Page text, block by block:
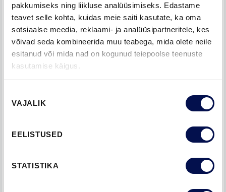
pakkumiseks ning liikluse analüüsimiseks. Edastame
teavet selle kohta, kuidas meie saiti kasutate, ka oma
sotsiaalse meedia, reklaami- ja analüüsipartneritele, kes
võivad seda kombineerida muu teabega, mida olete neile
esitanud või mida nad on kogunud teiepoolse teenuste
kasutamise käigus.
valik
VAJALIK
EELISTUSED
STATISTIKA
LOE JÄRGMIST
KLAASUSTE HOOLDUS